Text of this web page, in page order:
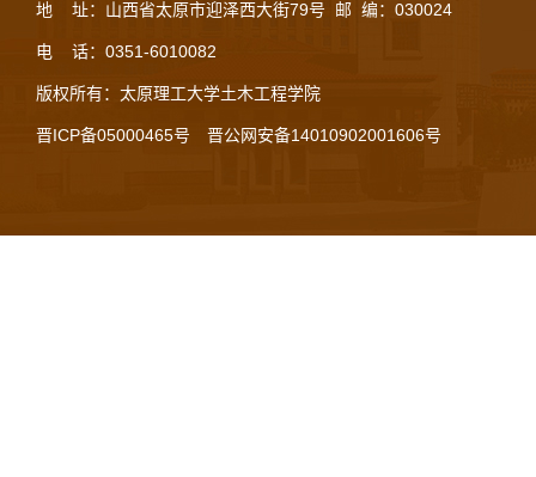
地 址：山西省太原市迎泽西大街79号 邮 编：030024
电 话：0351-6010082
版权所有：太原理工大学土木工程学院
晋ICP备05000465号 晋公网安备14010902001606号